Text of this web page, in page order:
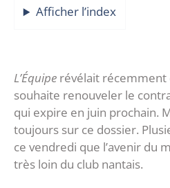
Afficher l’index
L’Équipe révélait récemment
souhaite renouveler le
qui expire en juin prochain.
toujours sur ce dossier.
ce vendredi que l’avenir du
très loin du club nantais.